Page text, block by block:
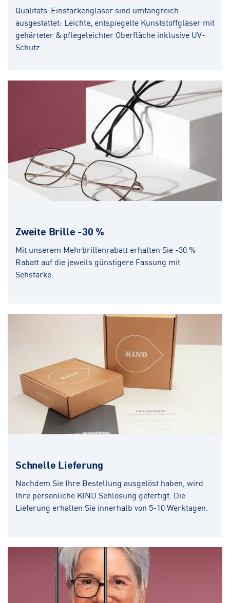
Qualitäts-Einstärkengläser sind umfangreich
ausgestattet: Leichte, entspiegelte Kunststoffgläser mit
gehärteter & pflegeleichter Oberfläche inklusive UV-
Schutz.
Zweite Brille -30 %
Mit unserem Mehrbrillenrabatt erhalten Sie -30 %
Rabatt auf die jeweils günstigere Fassung mit
Sehstärke.
Schnelle Lieferung
Nachdem Sie Ihre Bestellung ausgelöst haben, wird
Ihre persönliche KIND Sehlösung gefertigt. Die
Lieferung erhalten Sie innerhalb von 5-10 Werktagen.